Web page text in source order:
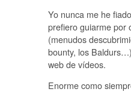
Yo nunca me he
prefiero guiarme por
(menudos
bounty, los
web de vídeos.
Enorme como